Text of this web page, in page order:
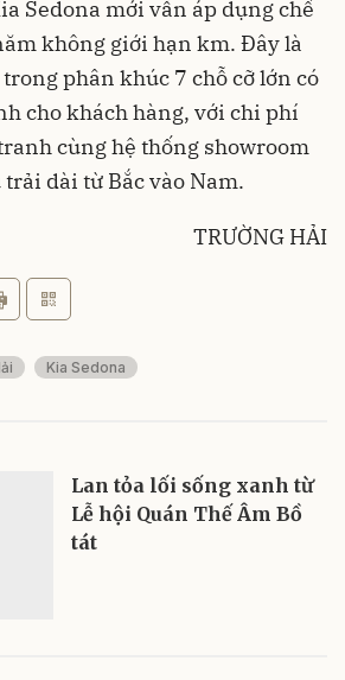
Sedona mới vẫn áp dụng chế
không giới hạn km. Đây là
phân khúc 7 chỗ cỡ lớn có
cho khách hàng, với chi phí
cùng hệ thống showroom
dài từ Bắc vào Nam.
TRƯỜNG HẢI
Kia Sedona
Lan tỏa lối sống xanh từ
Lễ hội Quán Thế Âm Bồ
tát